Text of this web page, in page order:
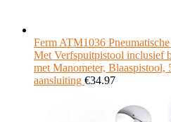
Ferm ATM1036
Met Verfspuitpistool inclusief
met Manometer,
aansluiting €34.97